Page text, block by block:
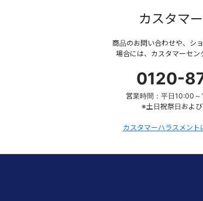
カスタマ
商品のお問い合わせや、シ
場合には、カスタマーセン
0120-
営業時間：平日10:00
※土日祝祭日およ
カスタマーハラスメント